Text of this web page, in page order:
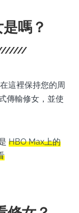
嗎？
這裡保持您的周
傳輸修女，並使
HBO Max上的